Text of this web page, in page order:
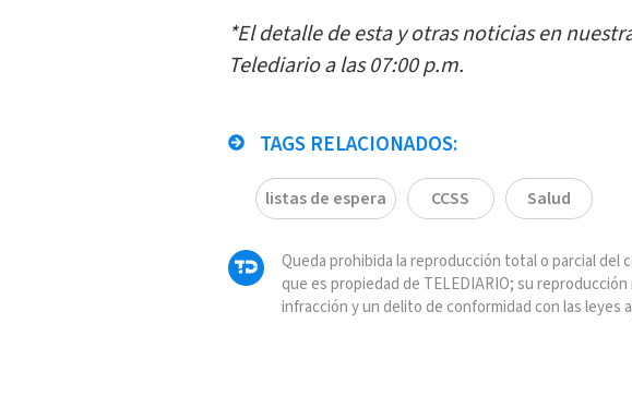
*El detalle de esta y otras noticias en
Telediario a las 07:00 p.m.
TAGS RELACIONADOS:
listas de espera CCSS Salud
Queda prohibida la reproducción total o parcial del
que es propiedad de TELEDIARIO; su
infracción y un delito de conformidad con las leyes